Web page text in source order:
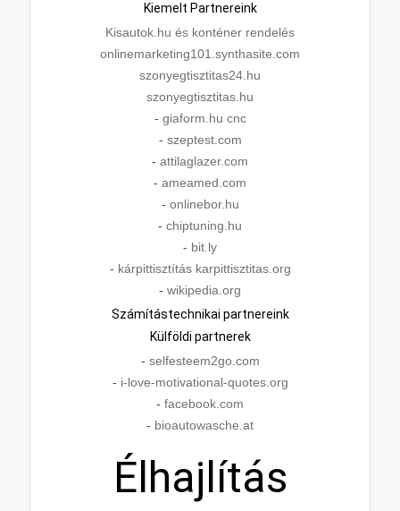
Kiemelt Partnereink
Kisautok.hu és konténer rendelés
onlinemarketing101.synthasite.com
szonyegtisztitas24.hu
szonyegtisztitas.hu
- giaform.hu cnc
- szeptest.com
- attilaglazer.com
- ameamed.com
- onlinebor.hu
- chiptuning.hu
- bit.ly
- kárpittisztítás karpittisztitas.org
- wikipedia.org
Számítástechnikai partnereink
Külföldi partnerek
- selfesteem2go.com
- i-love-motivational-quotes.org
- facebook.com
- bioautowasche.at
Élhajlítás